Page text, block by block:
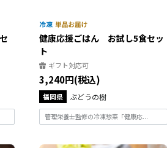
健康応援ごはん お試し5食セッ
ト
ギフト対応可
3,240円(税込)
福岡県 ぶどうの樹
管理栄養士監修の冷凍惣菜「健康応...